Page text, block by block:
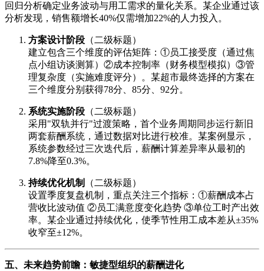
回归分析确定业务波动与用工需求的量化关系。某企业通过该
分析发现，销售额增长40%仅需增加22%的人力投入。
方案设计阶段 （二级标题）
建立包含三个维度的评估矩阵：①员工接受度（通过焦
点小组访谈测算）②成本控制率（财务模型模拟）③管
理复杂度（实施难度评分）。某超市最终选择的方案在
三个维度分别获得78分、85分、92分。
系统实施阶段 （二级标题）
采用"双轨并行"过渡策略，首个业务周期同步运行新旧
两套薪酬系统，通过数据对比进行校准。某案例显示，
系统参数经过三次迭代后，薪酬计算差异率从最初的
7.8%降至0.3%。
持续优化机制
（二级标题）
设置季度复盘机制，重点关注三个指标：①薪酬成本占
营收比波动值 ②员工满意度变化趋势 ③单位工时产出效
率。某企业通过持续优化，使季节性用工成本差从±35%
收窄至±12%。
五、未来趋势前瞻：敏捷型组织的薪酬进化